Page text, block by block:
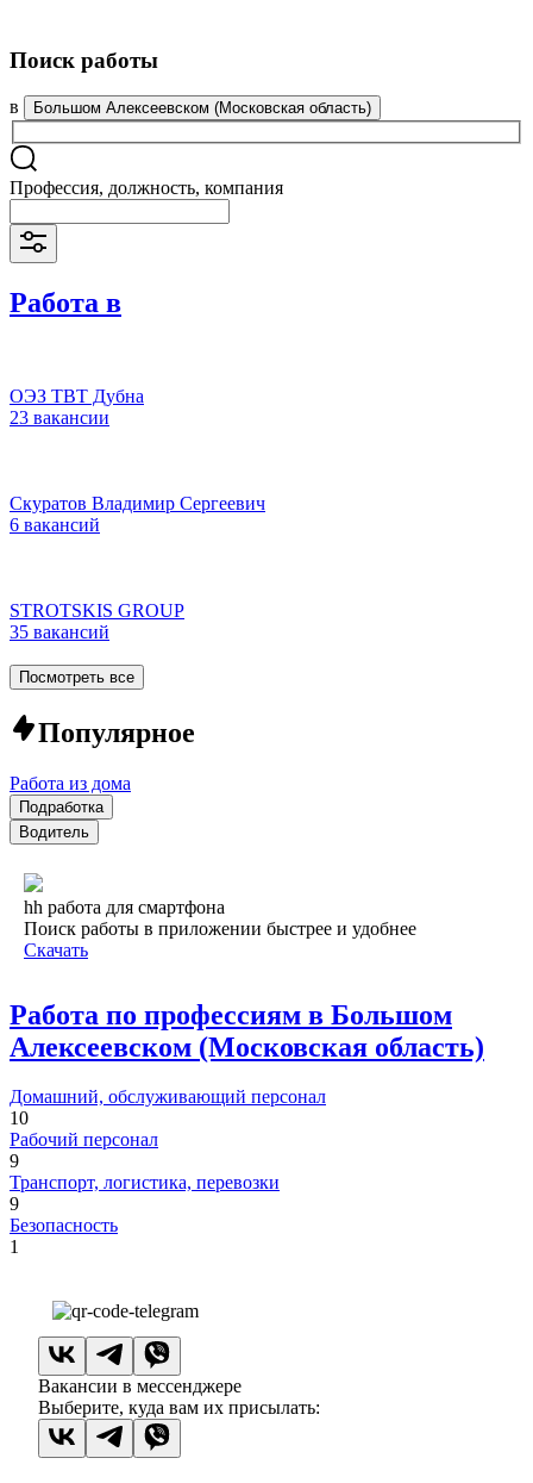
Поиск работы
в Большом Алексеевском (Московская область)
Профессия, должность, компания
Работа в
ОЭЗ ТВТ Дубна
23 вакансии
Скуратов Владимир Сергеевич
6 вакансий
STROTSKIS GROUP
35 вакансий
Посмотреть все
Популярное
Работа из дома
Подработка
Водитель
hh работа для смартфона
Поиск работы в приложении быстрее и удобнее
Скачать
Работа по профессиям в Большом
Алексеевском (Московская область)
Домашний, обслуживающий персонал
10
Рабочий персонал
9
Транспорт, логистика, перевозки
9
Безопасность
1
Вакансии в мессенджере
Выберите, куда вам их присылать: